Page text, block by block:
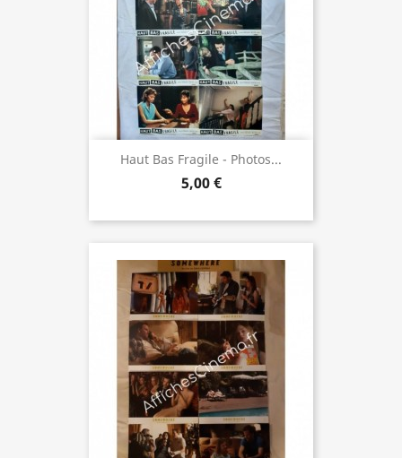
Haut Bas Fragile - Photos...
5,00 €